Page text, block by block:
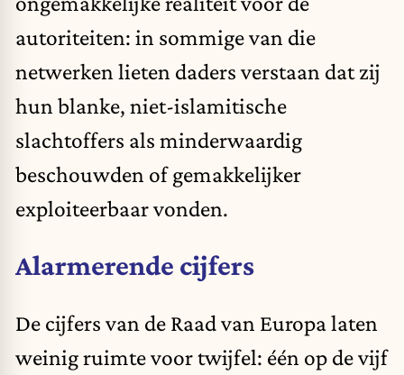
autoriteiten: in sommige van die
netwerken lieten daders verstaan dat zij
hun blanke, niet-islamitische
slachtoffers als minderwaardig
beschouwden of gemakkelijker
exploiteerbaar vonden.
Alarmerende cijfers
De cijfers van de Raad van Europa laten
weinig ruimte voor twijfel: één op de vijf